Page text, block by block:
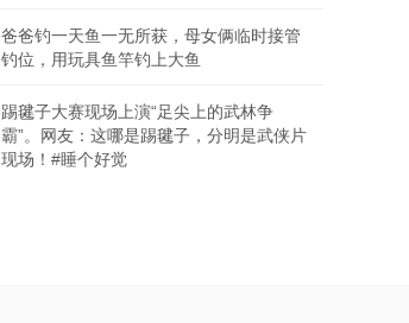
爸爸钓一天鱼一无所获，母女俩临时接管
钓位，用玩具鱼竿钓上大鱼
踢毽子大赛现场上演“足尖上的武林争
霸”。网友：这哪是踢毽子，分明是武侠片
现场！#睡个好觉